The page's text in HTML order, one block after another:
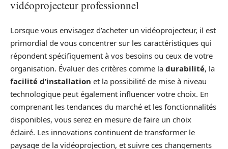
vidéoprojecteur professionnel
Lorsque vous envisagez d’acheter un vidéoprojecteur, il est
primordial de vous concentrer sur les caractéristiques qui
répondent spécifiquement à vos besoins ou ceux de votre
organisation. Évaluer des critères comme la durabilité, la
facilité d’installation et la possibilité de mise à niveau
technologique peut également influencer votre choix. En
comprenant les tendances du marché et les fonctionnalités
disponibles, vous serez en mesure de faire un choix
éclairé. Les innovations continuent de transformer le
paysage de la vidéoprojection, et suivre ces changements